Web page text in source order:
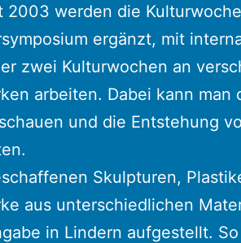
2003 werden die
ergänzt, mit
zwei Kulturwochen an
arbeiten. Dabei kann man
und die Entstehung
Skulpturen,
aus unterschiedlichen
in Lindern aufgestellt.